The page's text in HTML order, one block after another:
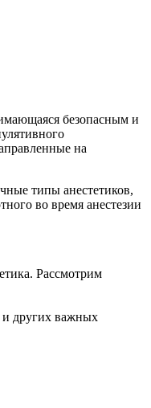
безопасным и
на
типы анестетиков,
во время анестезии
Рассмотрим
и других важных